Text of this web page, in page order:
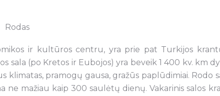
Rodas
ir kultūros centru, yra prie pat Turkijos
sala (po Kretos ir Eubojos) yra beveik 1 400 kv. km
klimatas, pramogų gausa, gražūs paplūdimiai. Rodo
ne mažiau kaip 300 saulėtų dienų. Vakarinis salos